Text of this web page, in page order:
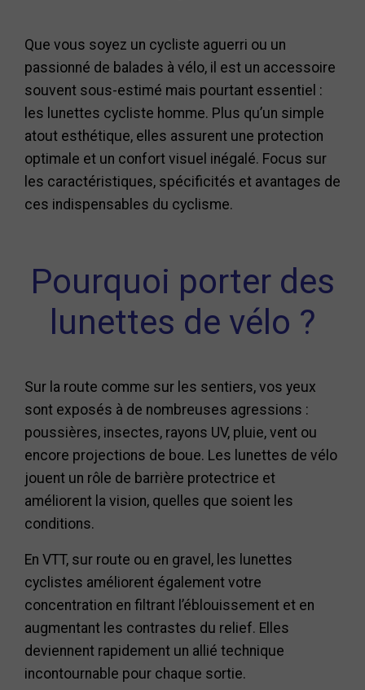
Que vous soyez un cycliste aguerri ou un
passionné de balades à vélo, il est un accessoire
souvent sous-estimé mais pourtant essentiel :
les lunettes cycliste homme. Plus qu’un simple
atout esthétique, elles assurent une protection
optimale et un confort visuel inégalé. Focus sur
les caractéristiques, spécificités et avantages de
ces indispensables du cyclisme.
Pourquoi porter des
lunettes de vélo ?
Sur la route comme sur les sentiers, vos yeux
sont exposés à de nombreuses agressions :
poussières, insectes, rayons UV, pluie, vent ou
encore projections de boue. Les lunettes de vélo
jouent un rôle de barrière protectrice et
améliorent la vision, quelles que soient les
conditions.
En VTT, sur route ou en gravel, les lunettes
cyclistes améliorent également votre
concentration en filtrant l’éblouissement et en
augmentant les contrastes du relief. Elles
deviennent rapidement un allié technique
incontournable pour chaque sortie.